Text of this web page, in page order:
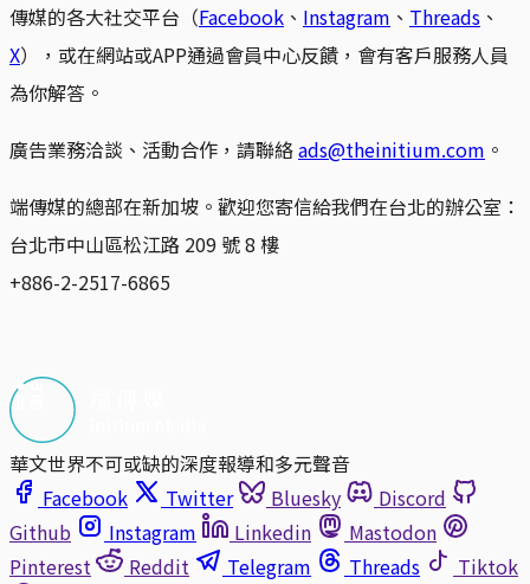
傳媒的各大社交平台（Facebook 、 Instagram 、 Threads 、
X），或在網站或APP通過會員中心反饋，會有客戶服務人員
為你解答。
廣告業務洽談、活動合作，請聯絡ads@theinitium.com 。
端傳媒的總部在新加坡。歡迎您寄信給我們在台北的辦公室：
台北市中山區松江路 209 號 8 樓
+886-2-2517-6865
華文世界不可或缺的深度報導和多元聲音
Facebook
Twitter Bluesky
Discord
Github
Instagram Linkedin
Mastodon
Pinterest
Reddit Telegram Threads
Tiktok